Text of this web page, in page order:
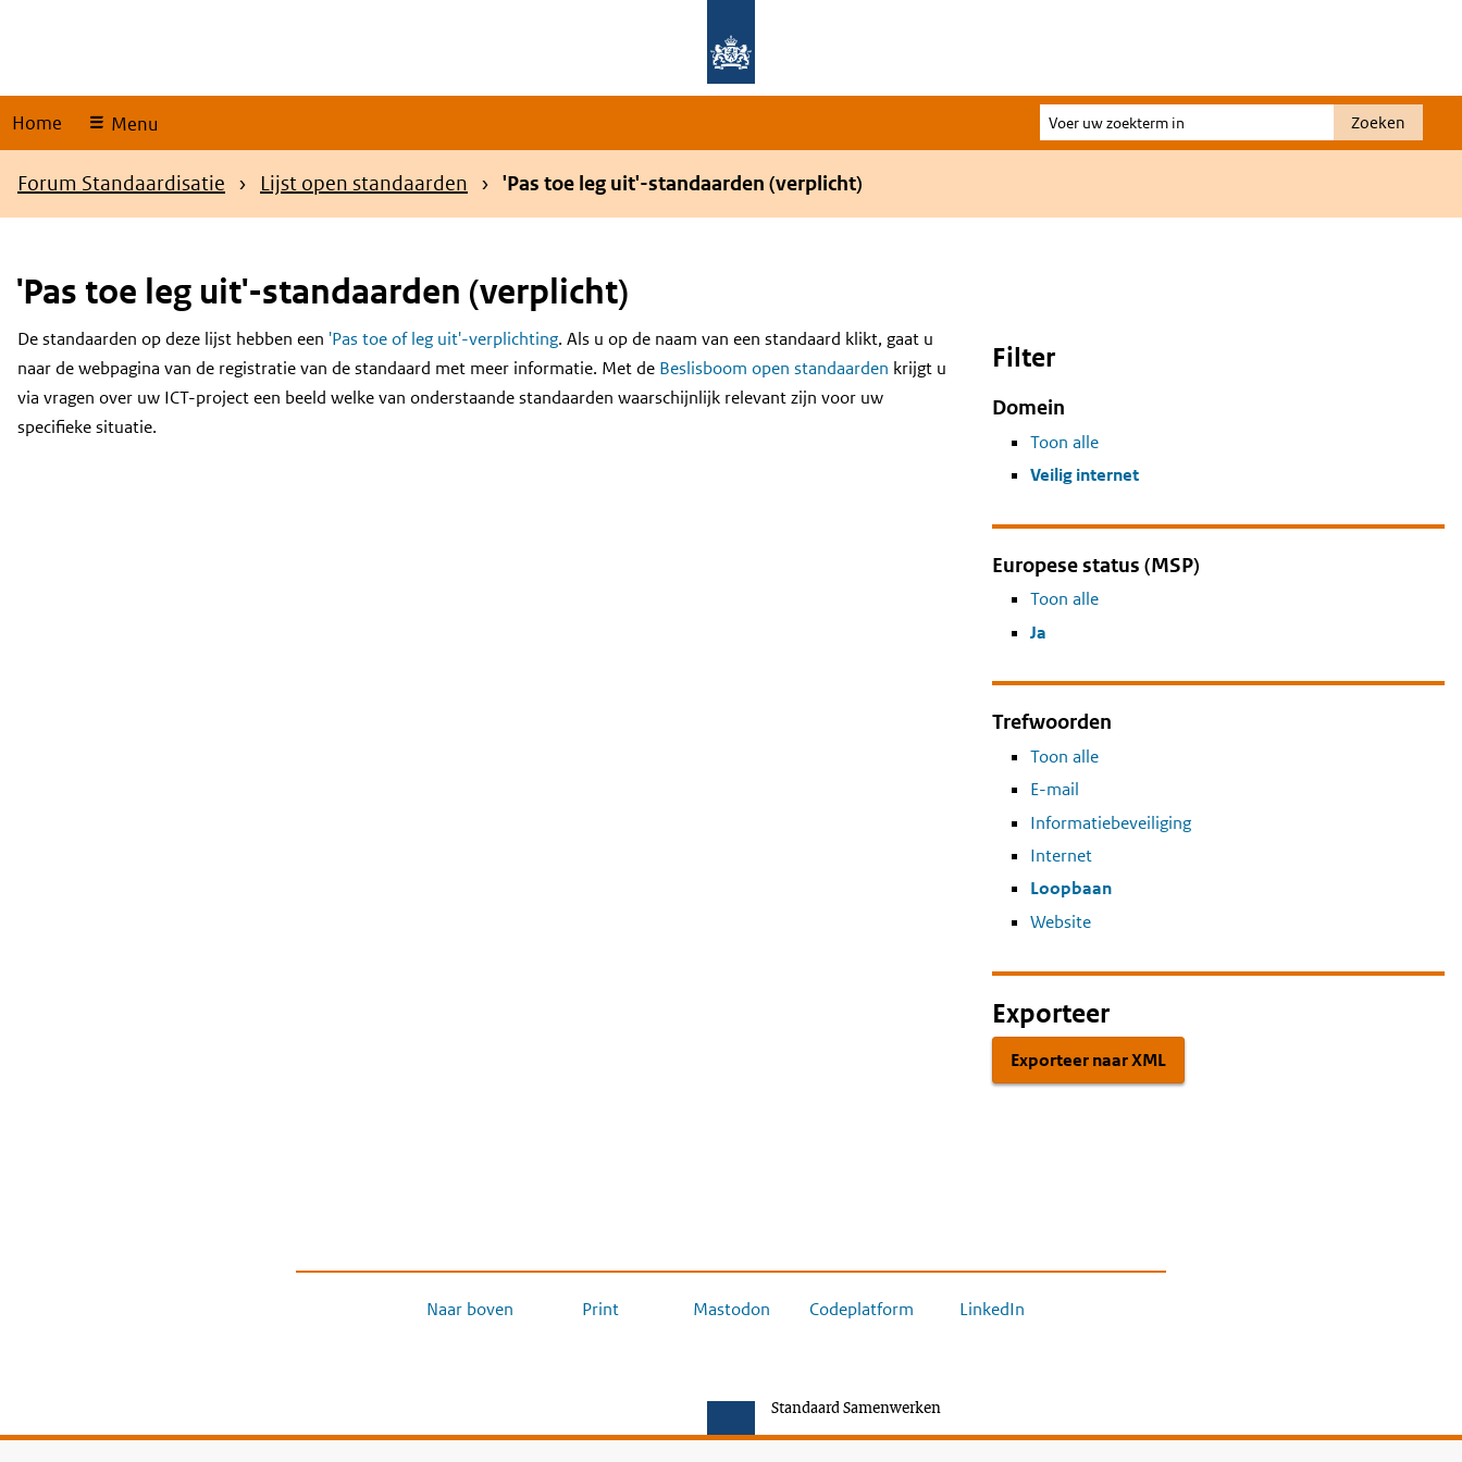
Home Menu
Voer
uw
Zoeken
Kruimelpad
Forum Standaardisatie Lijst open standaarden 'Pas toe leg uit'-standaarden (verplicht)
'Pas toe leg uit'-standaarden (verplicht)
Content
De standaarden op deze lijst hebben een 'Pas toe of leg uit'-verplichting. Als u op de naam van een standaard klikt, gaat u
naar de webpagina van de registratie van de standaard met meer informatie. Met de Beslisboom open standaarden krijgt u
via vragen over uw ICT-project een beeld welke van onderstaande standaarden waarschijnlijk relevant zijn voor uw
specifieke situatie.
Filter
Domein
Toon alle
Veilig internet
Europese status (MSP)
Toon alle
Ja
Trefwoorden
Toon alle
E-mail
Informatiebeveiliging
Internet
Loopbaan
Website
Exporteer
Exporteer naar XML
Naar boven Print Mastodon Codeplatform LinkedIn
Standaard Samenwerken